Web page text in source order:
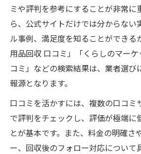
ミや評判を参考にすることが非常に
ら、公式サイトだけでは分からない
ル事例、満足度を知ることができる
用品回収 口コミ」「くらしのマー
コミ」などの検索結果は、業者選び
報源となります。
口コミを活かすには、複数の口コミ
で評判をチェックし、評価が極端に
とが基本です。また、料金の明確さ
ー、回収後のフォロー対応について